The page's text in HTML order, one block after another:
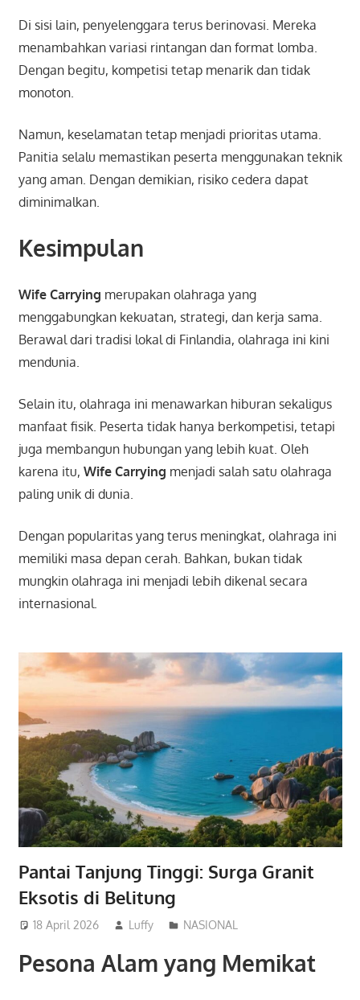
Di sisi lain, penyelenggara terus berinovasi. Mereka
menambahkan variasi rintangan dan format lomba.
Dengan begitu, kompetisi tetap menarik dan tidak
monoton.
Namun, keselamatan tetap menjadi prioritas utama.
Panitia selalu memastikan peserta menggunakan teknik
yang aman. Dengan demikian, risiko cedera dapat
diminimalkan.
Kesimpulan
Wife Carrying merupakan olahraga yang
menggabungkan kekuatan, strategi, dan kerja sama.
Berawal dari tradisi lokal di Finlandia, olahraga ini kini
mendunia.
Selain itu, olahraga ini menawarkan hiburan sekaligus
manfaat fisik. Peserta tidak hanya berkompetisi, tetapi
juga membangun hubungan yang lebih kuat. Oleh
karena itu, Wife Carrying menjadi salah satu olahraga
paling unik di dunia.
Dengan popularitas yang terus meningkat, olahraga ini
memiliki masa depan cerah. Bahkan, bukan tidak
mungkin olahraga ini menjadi lebih dikenal secara
internasional.
Pantai Tanjung Tinggi: Surga Granit
Eksotis di Belitung
18 April 2026 Luffy NASIONAL
Pesona Alam yang Memikat